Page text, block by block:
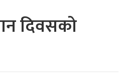
दिवसको